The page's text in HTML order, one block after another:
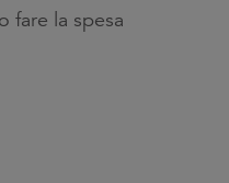
fare la spesa